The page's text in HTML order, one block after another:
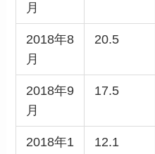
月
2018年8
月
20.5
2018年9
月
17.5
2018年1
12.1